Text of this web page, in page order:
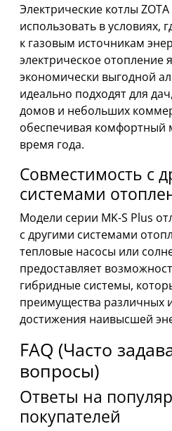
Электрические котлы
использовать в условиях,
к газовым источникам
электрическое отопление
экономически выгодной
идеально подходят для
домов и небольших
обеспечивая комфортный
время года.
Совместимость с
системами
Модели серии MK-S Plus
с другими системами
тепловые насосы или
предоставляет
гибридные системы,
преимущества различных
достижения наивысшей
FAQ (Часто
вопросы)
Ответы на
покупателей